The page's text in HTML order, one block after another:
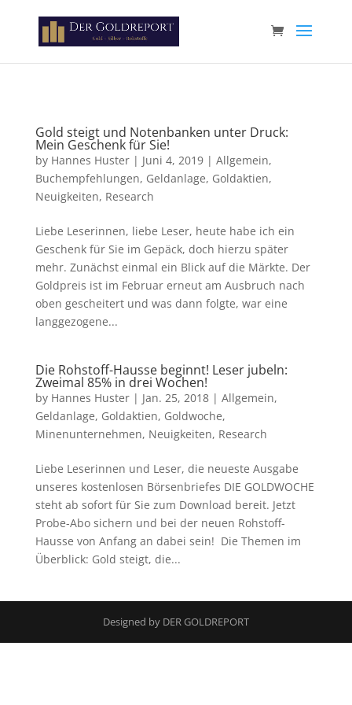
Gold steigt und Notenbanken unter Druck:
Mein Geschenk für Sie!
by Hannes Huster| Juni 4, 2019| Allgemein,
Buchempfehlungen, Geldanlage, Goldaktien,
Neuigkeiten, Research
Liebe Leserinnen, liebe Leser, heute habe ich ein
Geschenk für Sie im Gepäck, doch hierzu später
mehr. Zunächst einmal ein Blick auf die Märkte. Der
Goldpreis ist im Februar erneut am Ausbruch nach
oben gescheitert und was dann folgte, war eine
langgezogene...
Die Rohstoff-Hausse beginnt! Leser jubeln:
Zweimal 85% in drei Wochen!
by Hannes Huster| Jan. 25, 2018| Allgemein,
Geldanlage, Goldaktien, Goldwoche,
Minenunternehmen, Neuigkeiten, Research
Liebe Leserinnen und Leser, die neueste Ausgabe
unseres kostenlosen Börsenbriefes DIE GOLDWOCHE
steht ab sofort für Sie zum Download bereit. Jetzt
Probe-Abo sichern und bei der neuen Rohstoff-
Hausse von Anfang an dabei sein! Die Themen im
Überblick: Gold steigt, die...
Designed by DER GOLDREPORT